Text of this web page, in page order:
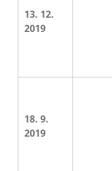
13. 12.
2019
18. 9.
2019